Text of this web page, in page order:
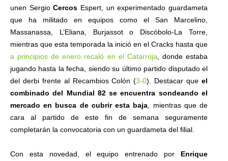
unen SergioCercos Espert, un experimentado guardameta
que ha militado en equipos como el San Marcelino,
Massanassa, L’Eliana, Burjassot o Discóbolo-La Torre,
mientras que esta temporada la inició en el Cracks hasta que
a principios de enero recaló en el Catarroja , donde estaba
jugando hasta la fecha, siendo su último partido disputado el
del derbi frente al Recambios Colón (3-0). Destacar queel
combinado del Mundial 82 se encuentra sondeando el
mercado en busca de cubrir esta baja , mientras que de
cara al partido de este fin de semana seguramente
completarán la convocatoria con un guardameta del filial.
Con esta novedad, el equipo entrenado por Enrique